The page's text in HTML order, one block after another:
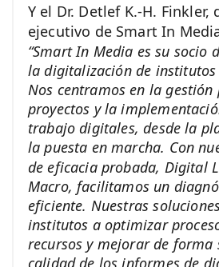
Y el Dr. Detlef K.-H. Finkler,
ejecutivo de Smart In
“Smart In Media es su socio
la digitalización de
Nos centramos en la
proyectos y la
trabajo digitales, desde la
la puesta en marcha. Con
de eficacia probada, Digital
Macro, facilitamos un
eficiente. Nuestras
institutos a optimizar
recursos y mejorar de forma
calidad de los informes de